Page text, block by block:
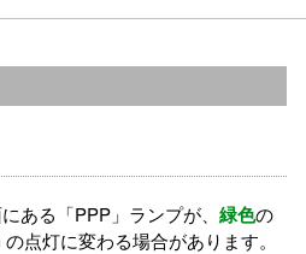
ある「PPP」ランプが、 緑色の
の点灯に変わる場合があります。